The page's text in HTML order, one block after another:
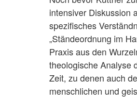
intensiver Diskussion
spezifisches
„Ständeordnung im
Praxis aus den
theologische Analyse
Zeit, zu denen auch
menschlichen und